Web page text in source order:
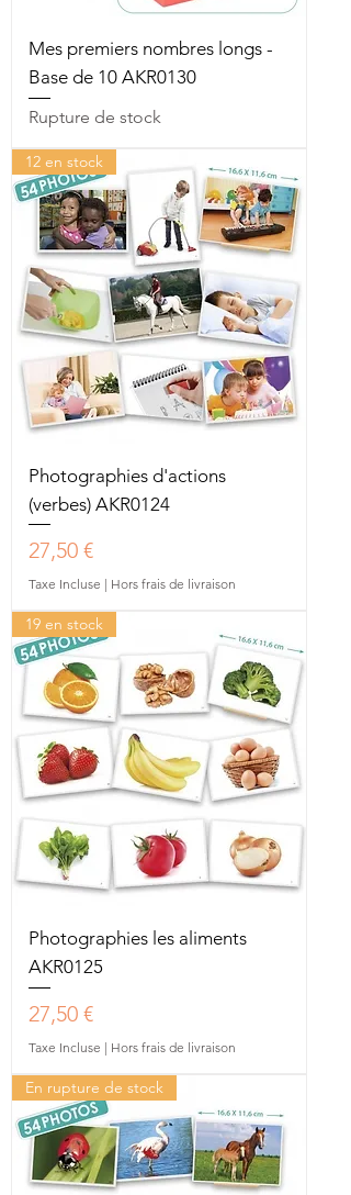
Mes premiers nombres longs -
Base de 10 AKR0130
Rupture de stock
12 en stock
Photographies d'actions
(verbes) AKR0124
Prix
27,50 €
Taxe Incluse | Hors frais de livraison
19 en stock
Photographies les aliments
AKR0125
Prix
27,50 €
Taxe Incluse | Hors frais de livraison
En rupture de stock